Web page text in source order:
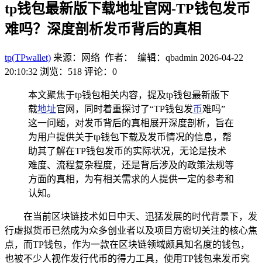
tp钱包最新版下载地址官网-TP钱包发币
难吗？深度剖析发币背后的真相
tp(TPwallet) 来源：网络 作者： 编辑：qbadmin 2026-04-22
20:10:32 浏览：518 评论：0
本文聚焦于tp钱包相关内容，提及tp钱包最新版下
载地址官网，同时着重探讨了“TP钱包发币难吗”
这一问题，对发币背后的真相展开深度剖析，旨在
为用户提供关于tp钱包下载及发币情况的信息，帮
助其了解在TP钱包发币的实际状况，无论是技术
难度、流程复杂程度，还是背后涉及的政策法规等
方面的真相，为有相关需求的人提供一定的参考和
认知。
在当前区块链技术如日中天、迅猛发展的时代背景下，发
行虚拟货币已然成为众多创业者以及项目方密切关注的核心焦
点，而TP钱包，作为一款在区块链领域颇具知名度的钱包，
也被不少人视作发行代币的得力工具，使用TP钱包来发币究